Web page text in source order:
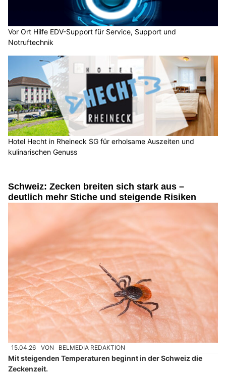
Vor Ort Hilfe EDV-Support für Service, Support und
Notruftechnik
Hotel Hecht in Rheineck SG für erholsame Auszeiten und
kulinarischen Genuss
Schweiz: Zecken breiten sich stark aus –
deutlich mehr Stiche und steigende Risiken
15.04.26 VON BELMEDIA REDAKTION
Mit steigenden Temperaturen beginnt in der Schweiz die
Zeckenzeit.